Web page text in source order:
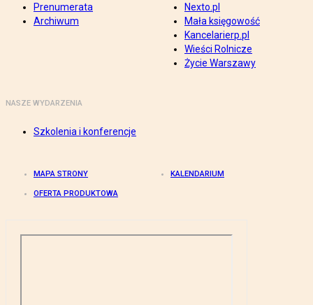
Prenumerata
Archiwum
Nexto.pl
Mała księgowość
Kancelarierp.pl
Wieści Rolnicze
Życie Warszawy
NASZE WYDARZENIA
Szkolenia i konferencje
MAPA STRONY KALENDARIUM
OFERTA PRODUKTOWA